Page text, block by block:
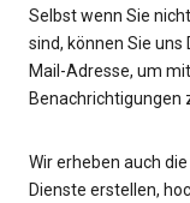
Selbst wenn Sie
sind, können Sie
Mail-Adresse, um
Benachrichtigungen
Wir erheben auch
Dienste erstellen,